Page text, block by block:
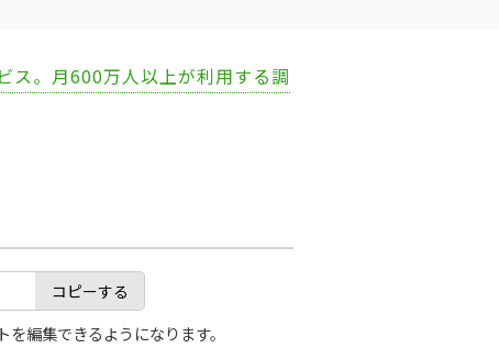
ス。月600万人以上が利用する調
コピーする
編集できるようになります。